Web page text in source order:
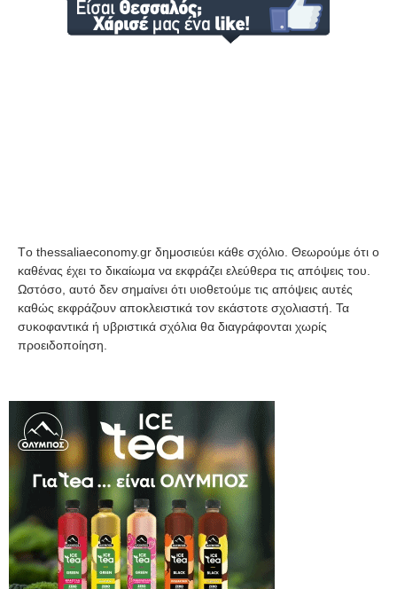
Tο thessaliaeconomy.gr δημοσιεύει κάθε σχόλιο. Θεωρούμε ότι ο
καθένας έχει το δικαίωμα να εκφράζει ελεύθερα τις απόψεις του.
Ωστόσο, αυτό δεν σημαίνει ότι υιοθετούμε τις απόψεις αυτές
καθώς εκφράζουν αποκλειστικά τον εκάστοτε σχολιαστή. Τα
συκοφαντικά ή υβριστικά σχόλια θα διαγράφονται χωρίς
προειδοποίηση.